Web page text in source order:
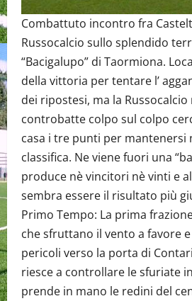
Combattuto incontro fra
Russocalcio sullo splendido
“Bacigalupo” di Taormiona.
della vittoria per tentare l’
dei ripostesi, ma la Russocalcio
controbatte colpo sul colpo
casa i tre punti per mantenersi
classifica. Ne viene fuori una
produce nè vincitori nè vinti e
sembra essere il risultato più
Primo Tempo: La prima
che sfruttano il vento a favore
pericoli verso la porta di
riesce a controllare le sfuriate
prende in mano le redini del